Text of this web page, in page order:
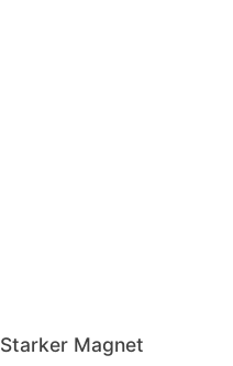
Starker Magnet